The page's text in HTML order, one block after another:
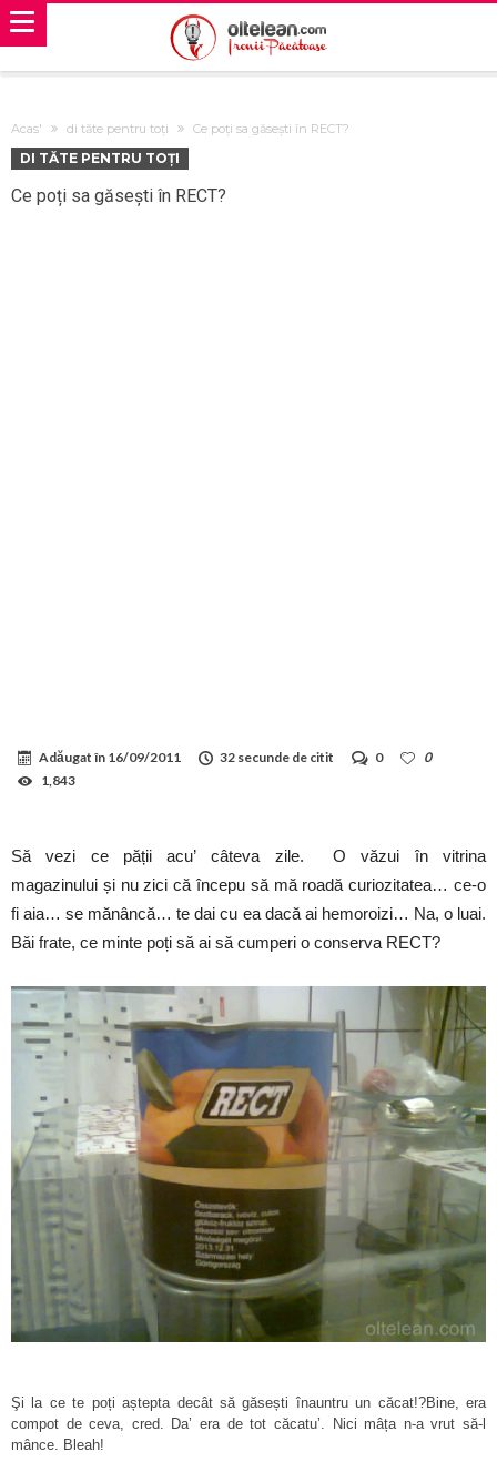
Acas' di tăte pentru toți Ce poți sa găsești în RECT?
DI TĂTE PENTRU TOȚI
Ce poți sa găsești în RECT?
Adăugat în 16/09/2011 32 secunde de citit 0
0
1,843
Să vezi ce pății acu’ câteva zile. O văzui în vitrina
magazinului și nu zici că începu să mă roadă curiozitatea… ce-o
fi aia… se mănâncă… te dai cu ea dacă ai hemoroizi… Na, o luai.
Băi frate, ce minte poți să ai să cumperi o conserva RECT?
Şi la ce te poți aștepta decât să găsești înauntru un căcat!?Bine, era
compot de ceva, cred. Da’ era de tot căcatu’. Nici mâța n-a vrut să-l
mânce. Bleah!